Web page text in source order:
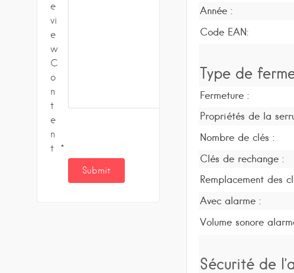
e
vi
e
w
C
o
n
t
e
n
t
Année :
Code EAN:
Type de
Fermeture :
Propriétés de la
Nombre de clés :
Clés de rechange :
Remplacement des
Avec alarme :
Volume sonore
Sécurité de